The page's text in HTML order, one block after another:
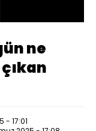
Hızı
ne
- 17:01